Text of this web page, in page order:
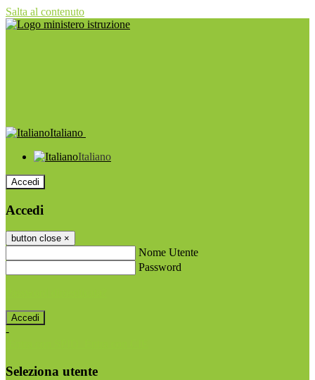
Salta al contenuto
Italiano
Italiano
Accedi
Accedi
button close ×
Nome Utente
Password
-
Seleziona utente